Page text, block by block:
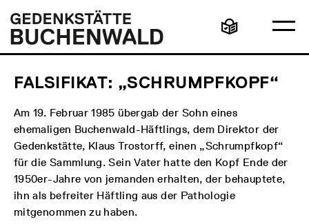
zum
Inhalt
Gedenkstätte
Buchenwald
Leichte
Sprache
FALSIFIKAT: „SCHRUMPFKOPF“
Am 19. Februar 1985 übergab der Sohn eines
ehemaligen Buchenwald-Häftlings, dem Direktor der
Gedenkstätte, Klaus Trostorff, einen „Schrumpfkopf“
für die Sammlung. Sein Vater hatte den Kopf Ende der
1950er-Jahre von jemanden erhalten, der behauptete,
ihn als befreiter Häftling aus der Pathologie
mitgenommen zu haben.